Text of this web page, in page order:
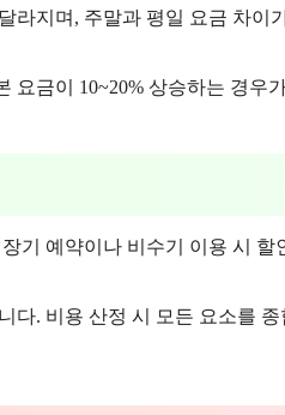
라지며, 주말과 평일 요금 차이
요금이 10~20% 상승하는 경우
기 예약이나 비수기 이용 시 할
다. 비용 산정 시 모든 요소를 종